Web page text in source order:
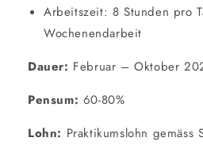
Arbeitszeit: 8 Stunden pro
Wochenendarbeit
Dauer: Februar – Oktober
Pensum: 60-80%
Lohn: Praktikumslohn gemäss